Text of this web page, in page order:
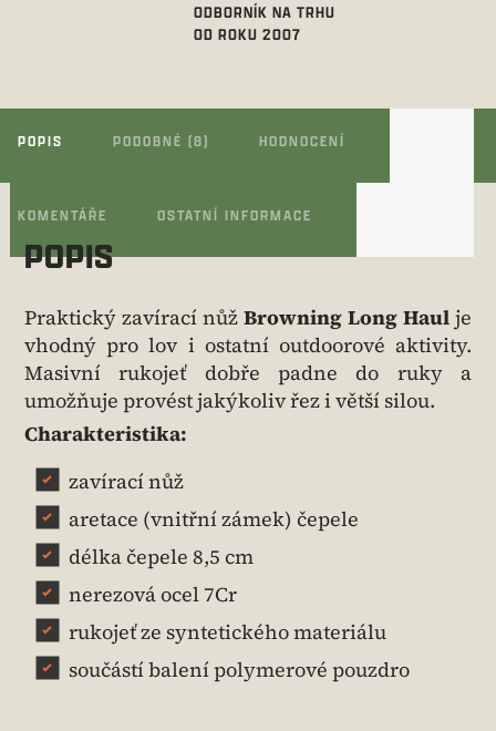
ODBORNÍK NA TRHU
OD ROKU 2007
POPIS PODOBNÉ (8) HODNOCENÍ
KOMENTÁŘE OSTATNÍ INFORMACE
POPIS
Praktický zavírací nůž Browning Long Haul je
vhodný pro lov i ostatní outdoorové aktivity.
Masivní rukojeť dobře padne do ruky a
umožňuje provést jakýkoliv řez i větší silou.
Charakteristika:
zavírací nůž
aretace (vnitřní zámek) čepele
délka čepele 8,5 cm
nerezová ocel 7Cr
rukojeť ze syntetického materiálu
součástí balení polymerové pouzdro